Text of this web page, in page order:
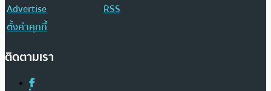
Advertise
RSS
ตั้งค่าคุกกี้
ติดตามเรา